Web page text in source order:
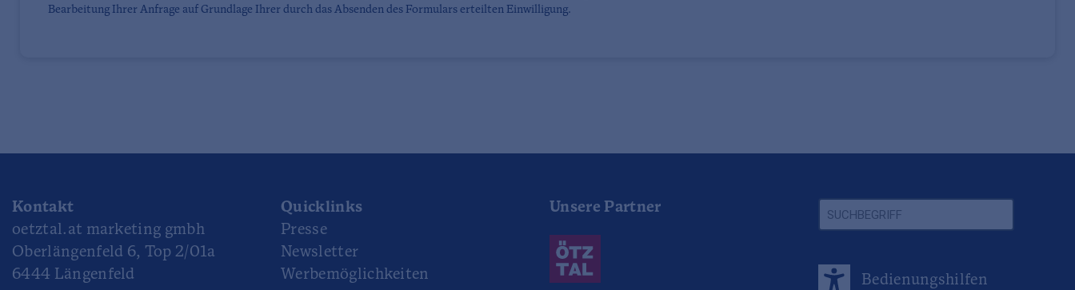
Bearbeitung Ihrer Anfrage auf Grundlage Ihrer durch das Absenden des Formulars erteilten Einwilligung.
Kontakt
oetztal.at marketing gmbh
Oberlängenfeld 6, Top 2/01a
6444 Längenfeld
Quicklinks
Presse
Newsletter
Werbemöglichkeiten
Unsere Partner
Bedienungshilfen